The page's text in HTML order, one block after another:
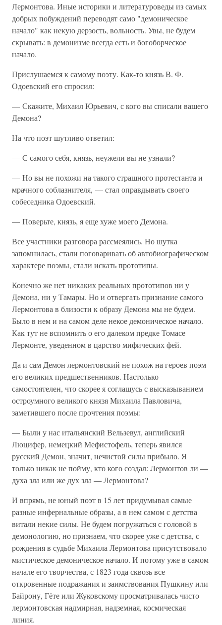
Лермонтова. Иные историки и литературоведы из самых
добрых побуждений переводят само "демоническое
начало" как некую дерзость, вольность. Увы, не будем
скрывать: в демонизме всегда есть и богоборческое
начало.
Прислушаемся к самому поэту. Как-то князь В. Ф.
Одоевский его спросил:
— Скажите, Михаил Юрьевич, с кого вы списали вашего
Демона?
На что поэт шутливо ответил:
— С самого себя, князь, неужели вы не узнали?
— Но вы не похожи на такого страшного протестанта и
мрачного соблазнителя, — стал оправдывать своего
собеседника Одоевский.
— Поверьте, князь, я еще хуже моего Демона.
Все участники разговора рассмеялись. Но шутка
запомнилась, стали поговаривать об автобиографическом
характере поэмы, стали искать прототипы.
Конечно же нет никаких реальных прототипов ни у
Демона, ни у Тамары. Но и отвергать признание самого
Лермонтова в близости к образу Демона мы не будем.
Было в нем и на самом деле некое демоническое начало.
Как тут не вспомнить о его далеком предке Томасе
Лермонте, уведенном в царство мифических фей.
Да и сам Демон лермонтовский не похож на героев поэм
его великих предшественников. Настолько
самостоятелен, что скорее я соглашусь с высказыванием
остроумного великого князя Михаила Павловича,
заметившего после прочтения поэмы:
— Были у нас итальянский Вельзевул, английский
Люцифер, немецкий Мефистофель, теперь явился
русский Демон, значит, нечистой силы прибыло. Я
только никак не пойму, кто кого создал: Лермонтов ли —
духа зла или же дух зла — Лермонтова?
И впрямь, не юный поэт в 15 лет придумывал самые
разные инфернальные образы, а в нем самом с детства
витали некие силы. Не будем погружаться с головой в
демонологию, но признаем, что скорее уже с детства, с
рождения в судьбе Михаила Лермонтова присутствовало
мистическое демоническое начало. И потому уже в самом
начале его творчества, с 1823 года сквозь все
откровенные подражания и заимствования Пушкину или
Байрону, Гёте или Жуковскому просматривалась чисто
лермонтовская надмирная, надземная, космическая
линия.